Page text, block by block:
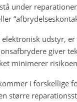
under
udstyr,
giver
minimerer
i forskellige
større